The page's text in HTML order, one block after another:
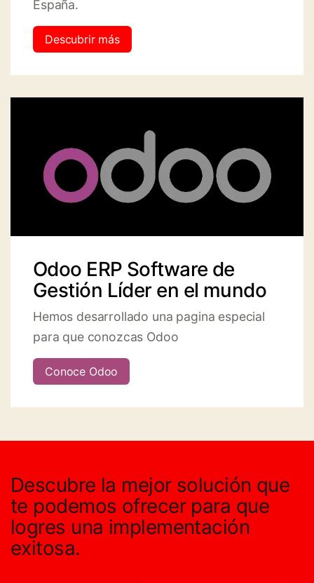
España.
Descubrir más
Odoo ERP Software de
Gestión Líder en el mundo
Hemos desarrollado una pagina especial
para que conozcas Odoo
Conoce Odoo
Descubre la mejor solución que
te podemos ofrecer para que
logres una implementación
exitosa.